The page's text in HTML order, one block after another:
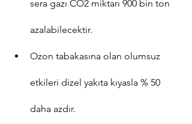
sera gazı CO2 miktarı 900 bin ton
azalabilecektir.
Ozon tabakasına olan olumsuz
etkileri dizel yakıta kıyasla % 50
daha azdır.